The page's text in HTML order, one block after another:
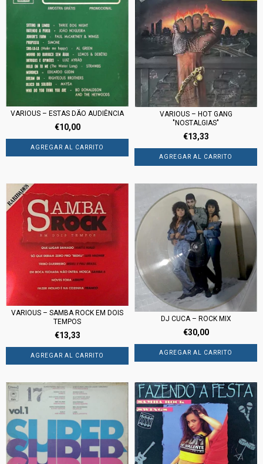
VARIOUS – ESTAS DÃO AUDIÊNCIA
€10,00
VARIOUS – HOT GANG
"NOSTALGIAS"
€13,33
VARIOUS – SAMBA ROCK EM DOIS
TEMPOS
€13,33
DJ CUCA – ROCK MIX
€30,00